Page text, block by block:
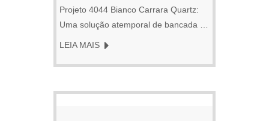
Projeto 4044 Bianco Carrara Quartz:
Uma solução atemporal de bancada de
LEIA MAIS